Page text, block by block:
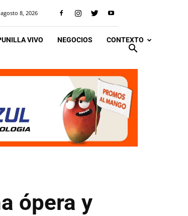
8, 2026
VIVO NEGOCIOS CONTEXTO
ópera y